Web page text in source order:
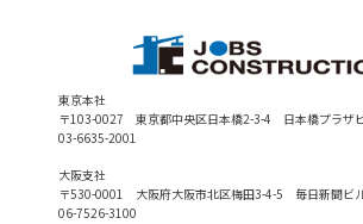
東京本社
〒103-0027 東京都中央区日本橋2-3-4 日本橋プラザ
03-6635-2001
大阪支社
〒530-0001 大阪府大阪市北区梅田3-4-5 毎日新聞ビ
06-7526-3100